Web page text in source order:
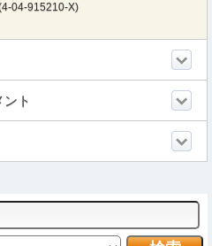
4-04-915210-X)
ト